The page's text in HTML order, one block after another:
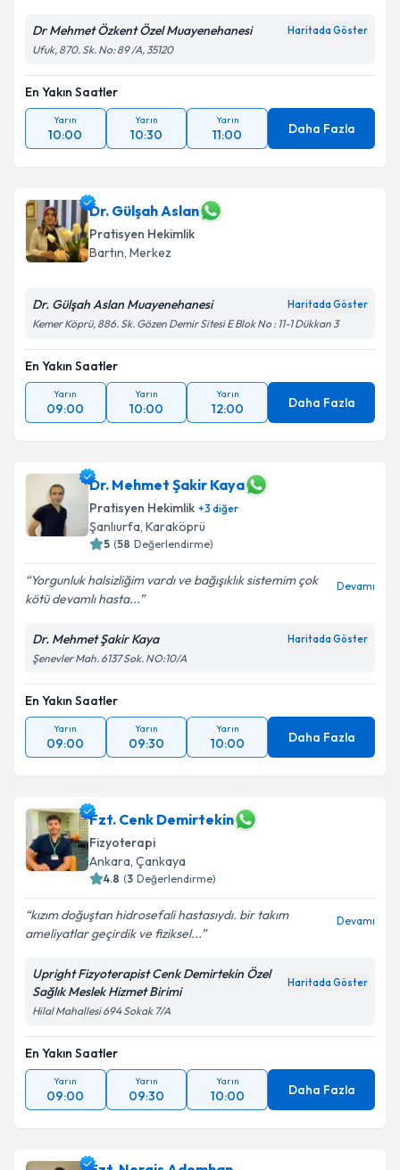
Dr Mehmet Özkent Özel Muayenehanesi Haritada Göster
Ufuk, 870. Sk. No: 89 /A, 35120
En Yakın Saatler
Yarın
10:00
Yarın
10:30
Yarın
11:00 Daha Fazla
Dr. Gülşah Aslan
Pratisyen Hekimlik
Bartın, Merkez
Dr. Gülşah Aslan Muayenehanesi Haritada Göster
Kemer Köprü, 886. Sk. Gözen Demir Sitesi E Blok No : 11-1 Dükkan 3
En Yakın Saatler
Yarın
09:00
Yarın
10:00
Yarın
12:00 Daha Fazla
Dr. Mehmet Şakir Kaya
Pratisyen Hekimlik +3 diğer
Şanlıurfa, Karaköprü
5 (58 Değerlendirme)
Yorgunluk halsizliğim vardı ve bağışıklık sistemim çok
kötü devamlı hasta...
Devamı
Dr. Mehmet Şakir Kaya Haritada Göster
Şenevler Mah. 6137 Sok. NO:10/A
En Yakın Saatler
Yarın
09:00
Yarın
09:30
Yarın
10:00 Daha Fazla
Fzt. Cenk Demirtekin
Fizyoterapi
Ankara, Çankaya
4.8 (3 Değerlendirme)
kızım doğuştan hidrosefali hastasıydı. bir takım
ameliyatlar geçirdik ve fiziksel...
Devamı
Upright Fizyoterapist Cenk Demirtekin Özel
Sağlık Meslek Hizmet Birimi
Haritada Göster
Hilal Mahallesi 694 Sokak 7/A
En Yakın Saatler
Yarın
09:00
Yarın
09:30
Yarın
10:00 Daha Fazla